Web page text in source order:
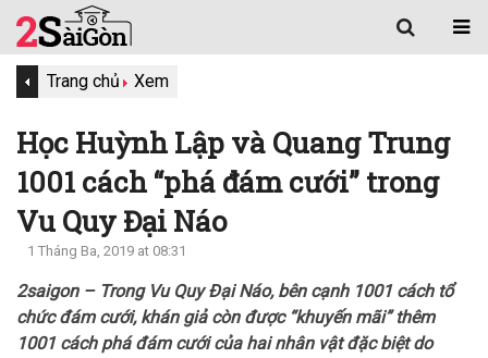
Trang chủ Xem
Học Huỳnh Lập và Quang Trung
1001 cách “phá đám cưới” trong
Vu Quy Đại Náo
1 Tháng Ba, 2019 at 08:31
2saigon – Trong Vu Quy Đại Náo, bên cạnh 1001 cách tổ
chức đám cưới, khán giả còn được “khuyến mãi” thêm
1001 cách phá đám cưới của hai nhân vật đặc biệt do